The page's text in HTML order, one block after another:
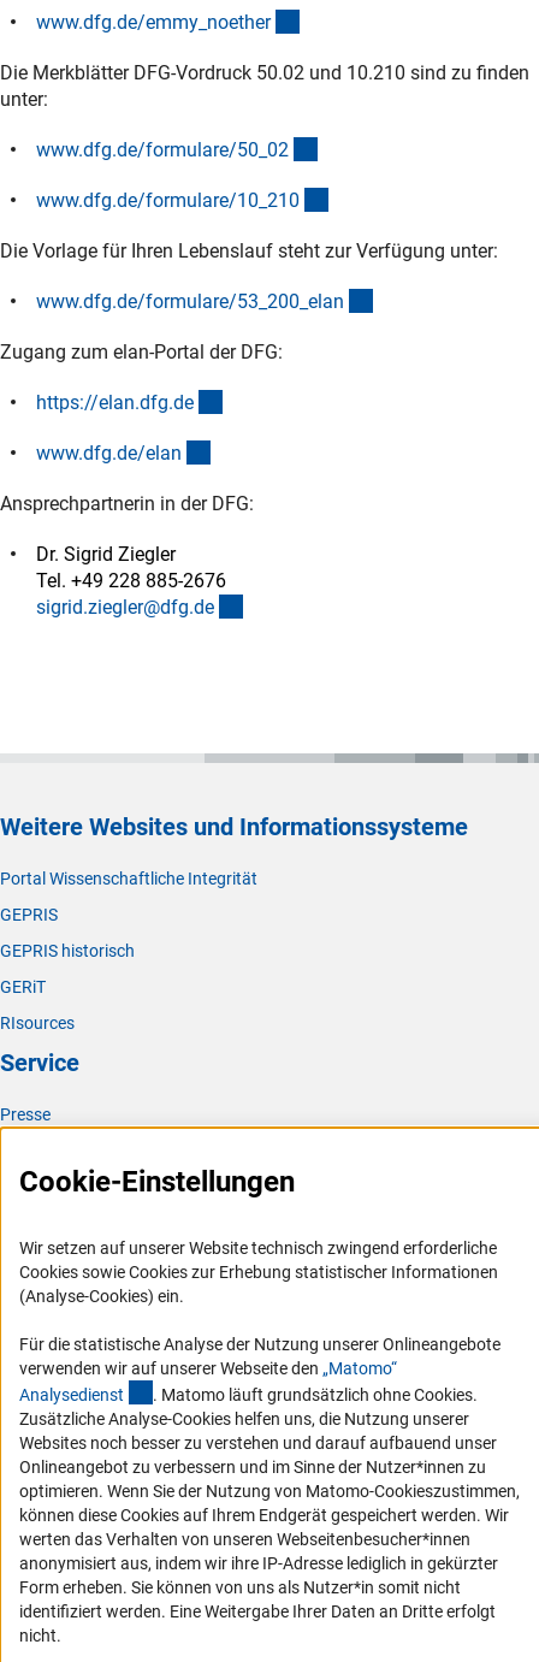
www.dfg.de/emmy_noether
Die Merkblätter DFG-Vordruck 50.02 und 10.210 sind zu finden
unter:
www.dfg.de/formulare/50_02
www.dfg.de/formulare/10_210
Die Vorlage für Ihren Lebenslauf steht zur Verfügung unter:
www.dfg.de/formulare/53_200_elan
Zugang zum elan-Portal der DFG:
https://elan.dfg.de
www.dfg.de/elan
Ansprechpartnerin in der DFG:
Dr. Sigrid Ziegler
Tel. +49 228 885-2676
sigrid.ziegler@dfg.de
Weitere Websites und Informationssysteme
Portal Wissenschaftliche Integrität
GEPRIS
GEPRIS historisch
GERiT
RIsources
Service
Presse
Karriere
RSS-Feeds
Compliance
Barrierefreiheit
Service und Informationen für Menschen mit Behinderungen
Erklärung zur Barrierefreiheit
Barriere melden
DFG-aktuell
Erhalten Sie Neuigkeiten aus der DFG direkt in Ihr Mailpostfach oder
schauen Sie sich die Ausgaben online an.
Cookie-Einstellungen
Wir setzen auf unserer Website technisch zwingend erforderliche
Cookies sowie Cookies zur Erhebung statistischer Informationen
(Analyse-Cookies) ein.
Für die statistische Analyse der Nutzung unserer Onlineangebote
verwenden wir auf unserer Webseite den „Matomo“
Analysedienst (externer Link)
. Matomo läuft grundsätzlich ohne Cookies.
Zusätzliche Analyse-Cookies helfen uns, die Nutzung unserer
Websites noch besser zu verstehen und darauf aufbauend unser
Onlineangebot zu verbessern und im Sinne der Nutzer*innen zu
optimieren. Wenn Sie der Nutzung von Matomo-Cookieszustimmen,
können diese Cookies auf Ihrem Endgerät gespeichert werden. Wir
werten das Verhalten von unseren Webseitenbesucher*innen
anonymisiert aus, indem wir ihre IP-Adresse lediglich in gekürzter
Form erheben. Sie können von uns als Nutzer*in somit nicht
identifiziert werden. Eine Weitergabe Ihrer Daten an Dritte erfolgt
nicht.